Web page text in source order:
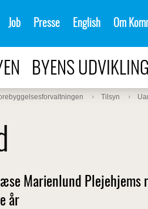
Job Presse English Om
BYENS UDVIKLING
Tilsyn
Marienlund
år